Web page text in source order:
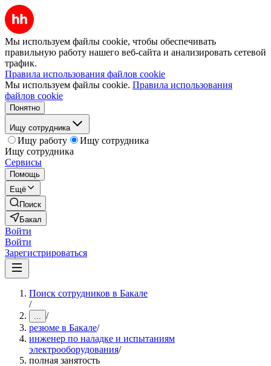
Мы используем файлы cookie, чтобы обеспечивать
правильную работу нашего веб-сайта и анализировать сетевой
трафик.
Правила использования файлов cookie
Мы используем файлы cookie. Правила использования
файлов cookie
Понятно
Ищу сотрудника
Ищу работу
Ищу сотрудника
Ищу сотрудника
Сервисы
Помощь
Ещё
Поиск
Бакал
Войти
Войти
Зарегистрироваться
Поиск сотрудников в Бакале
/
... /
резюме в Бакале/
инженер по наладке и испытаниям
электрооборудования/
полная занятость